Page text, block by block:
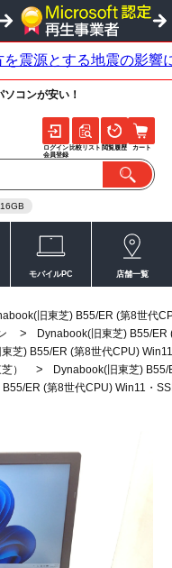
コンが安い！
ログイン
会員登録
比較リスト 閲覧履歴 カート
モバイルPC 店舗一覧
旧東芝) B55/ER (第8世代
>
Dynabook(旧東芝) B55/
芝) B55/ER (第8世代CPU)
） >
Dynabook(旧東芝)
ER (第8世代CPU) Win11・